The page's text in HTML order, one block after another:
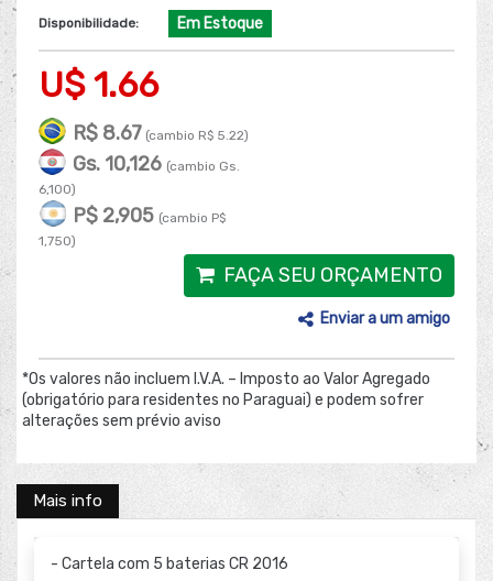
Disponibilidade: Em Estoque
U$ 1.66
R$ 8.67 (cambio R$ 5.22)
Gs. 10,126 (cambio Gs.
6,100)
P$ 2,905 (cambio P$
1,750)
FAÇA SEU ORÇAMENTO
Enviar a um amigo
*Os valores não incluem I.V.A. – Imposto ao Valor Agregado
(obrigatório para residentes no Paraguai) e podem sofrer
alterações sem prévio aviso
Mais info
- Cartela com 5 baterias CR 2016